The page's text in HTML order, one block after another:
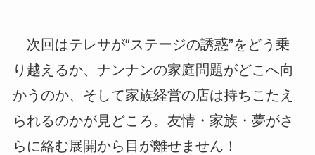
次回はテレサが“ステージの誘惑”をどう乗
り越えるか、ナンナンの家庭問題がどこへ向
かうのか、そして家族経営の店は持ちこたえ
られるのかが見どころ。友情・家族・夢がさ
らに絡む展開から目が離せません！